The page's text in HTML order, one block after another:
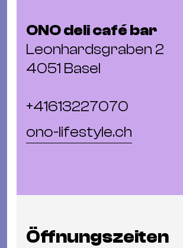
ONO deli café bar
Leonhardsgraben 2
4051 Basel
+41613227070
ono-lifestyle.ch
Öffnungszeiten